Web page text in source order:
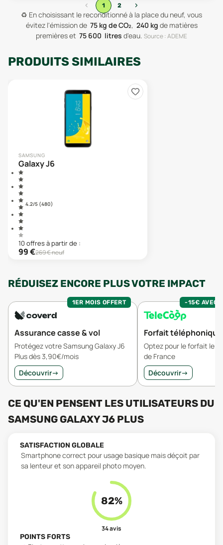
‹ 1 2
›
♻️ En choisissant le reconditionné à la place du neuf, vous
évitez l'émission de 75 kg de CO₂, 240 kg de matières
premièreset 75 600 litres d'eau. Source : ADEME
PRODUITS SIMILAIRES
SAMSUNG
Galaxy J6
4.2/5 (480)
10 offresà partir de :
99€269€ neuf
RÉDUISEZ ENCORE PLUS VOTRE IMPACT
1ER MOIS OFFERT
Assurance casse & vol
Protégez votre Samsung Galaxy J6
Plus dès 3,90€/mois
Découvrir→
-15€ AVEC
Forfait téléphonique
Optez pour le forfait le
de France
Découvrir→
CE QU'EN PENSENT LES UTILISATEURS DU
SAMSUNG GALAXY J6 PLUS
SATISFACTION GLOBALE
Smartphone correct pour usage basique mais déçoit par
sa lenteur et son appareil photo moyen.
82%
34avis
POINTS FORTS